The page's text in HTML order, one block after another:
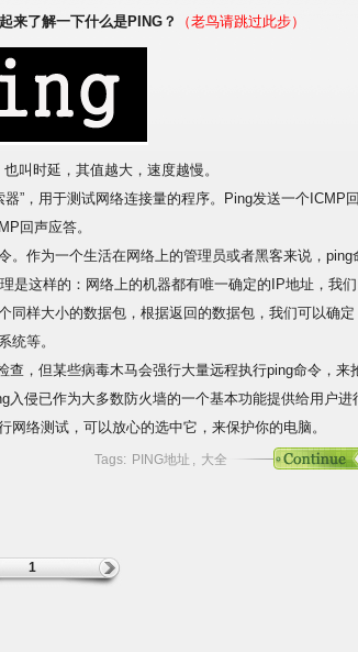
来了解一下什么是PING？ （老鸟请跳过此步）
叫时延，其值越大，速度越慢。
”，用于测试网络连接量的程序。Ping发送一个ICMP回
回声应答。
。作为一个生活在网络上的管理员或者黑客来说，ping
是这样的：网络上的机器都有唯一确定的IP地址，我们
同样大小的数据包，根据返回的数据包，我们可以确定
统等。
，但某些病毒木马会强行大量远程执行ping命令，来
入侵已作为大多数防火墙的一个基本功能提供给用户进
络测试，可以放心的选中它，来保护你的电脑。
Tags: PING地址 , 大全
1